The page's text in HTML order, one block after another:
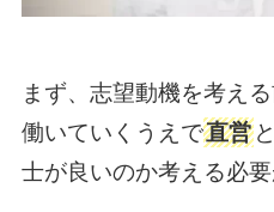
まず、志望動機を考え
働いていくうえで直営と
士が良いのか考える必要